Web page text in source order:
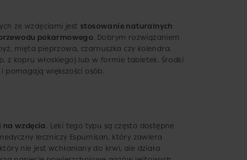
ze wzdęciami jest stosowanie naturalnych
pokarmowego. Dobrym rozwiązaniem
mięta pieprzowa, czarnuszka czy kolendra.
z kopru włoskiego) lub w formie tabletek. Środki
pomagają większości osób.
wzdęcia. Leki tego typu są często dostępne
leczniczy Espumisan, który zawiera
nie jest wchłaniany do krwi, ale działa